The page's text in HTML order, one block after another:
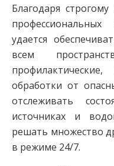
Благодаря
профессиональных
удается
всем
обработки от
отслеживать
источниках и
решать множество
в режиме 24/7.